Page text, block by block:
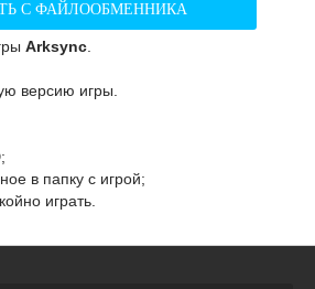
С ФАЙЛООБМЕННИКА
Arksync
версию игры.
;
в папку с игрой;
играть.